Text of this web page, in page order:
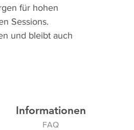
für hohen
Sessions.
und bleibt auch
Informationen
FAQ